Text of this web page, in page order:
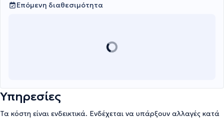
Επόμενη διαθεσιμότητα
Υπηρεσίες
Τα κόστη είναι ενδεικτικά. Ενδέχεται να υπάρξουν αλλαγές κατά